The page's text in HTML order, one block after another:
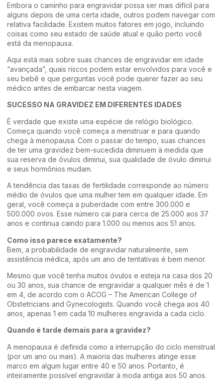
Embora o caminho para engravidar possa ser mais difícil para
alguns depois de uma certa idade, outros podem navegar com
relativa facilidade. Existem muitos fatores em jogo, incluindo
coisas como seu estado de saúde atual e quão perto você
está da menopausa.
Aqui está mais sobre suas chances de engravidar em idade
“avançada”, quais riscos podem estar envolvidos para você e
seu bebê e que perguntas você pode querer fazer ao seu
médico antes de embarcar nesta viagem.
SUCESSO NA GRAVIDEZ EM DIFERENTES IDADES
É verdade que existe uma espécie de relógio biológico.
Começa quando você começa a menstruar e para quando
chega à menopausa. Com o passar do tempo, suas chances
de ter uma gravidez bem-sucedida diminuem à medida que
sua reserva de óvulos diminui, sua qualidade de óvulo diminui
e seus hormônios mudam.
A tendência das taxas de fertilidade corresponde ao número
médio de óvulos que uma mulher tem em qualquer idade. Em
geral, você começa a puberdade com entre 300.000 e
500.000 ovos. Esse número cai para cerca de 25.000 aos 37
anos e continua caindo para 1.000 ou menos aos 51 anos.
Como isso parece exatamente?
Bem, a probabilidade de engravidar naturalmente, sem
assistência médica, após um ano de tentativas é bem menor.
Mesmo que você tenha muitos óvulos e esteja na casa dos 20
ou 30 anos, sua chance de engravidar a qualquer mês é de 1
em 4, de acordo com o ACOG – The American College of
Obstetricians and Gynecologists. Quando você chega aos 40
anos, apenas 1 em cada 10 mulheres engravida a cada ciclo.
Quando é tarde demais para a gravidez?
A menopausa é definida como a interrupção do ciclo menstrual
(por um ano ou mais). A maioria das mulheres atinge esse
marco em algum lugar entre 40 e 50 anos. Portanto, é
inteiramente possível engravidar à moda antiga aos 50 anos.